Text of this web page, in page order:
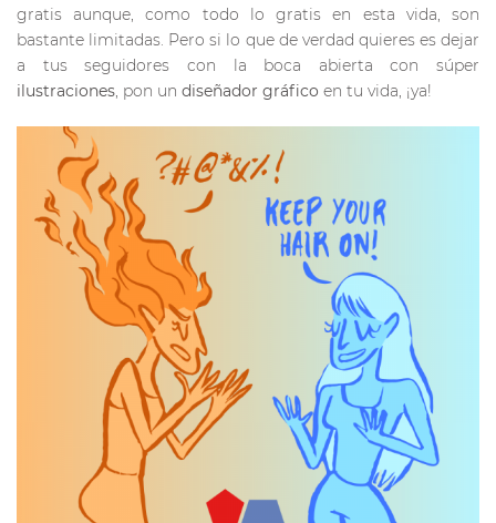
gratis aunque, como todo lo gratis en esta vida, son
bastante limitadas. Pero si lo que de verdad quieres es dejar
a tus seguidores con la boca abierta con súper
ilustraciones, pon un diseñador gráfico en tu vida, ¡ya!